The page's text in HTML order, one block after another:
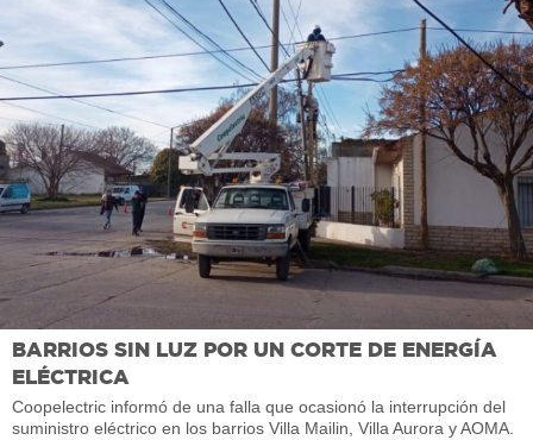
BARRIOS SIN LUZ POR UN CORTE DE ENERGÍA
ELÉCTRICA
Coopelectric informó de una falla que ocasionó la interrupción del
suministro eléctrico en los barrios Villa Mailin, Villa Aurora y AOMA.